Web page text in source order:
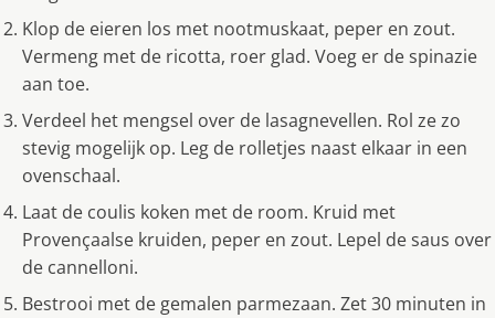
Klop de eieren los met nootmuskaat, peper en zout.
Vermeng met de ricotta, roer glad. Voeg er de spinazie
aan toe.
Verdeel het mengsel over de lasagnevellen. Rol ze zo
stevig mogelijk op. Leg de rolletjes naast elkaar in een
ovenschaal.
Laat de coulis koken met de room. Kruid met
Provençaalse kruiden, peper en zout. Lepel de saus over
de cannelloni.
Bestrooi met de gemalen parmezaan. Zet 30 minuten in